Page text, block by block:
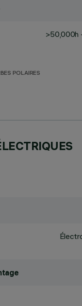
>50,000h
POLAIRES